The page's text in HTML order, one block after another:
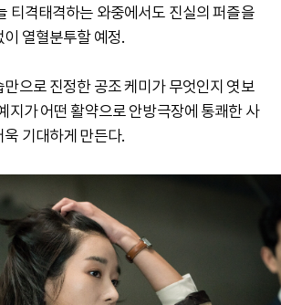
티격태격하는 와중에서도 진실의 퍼즐을
열혈분투할 예정.
으로 진정한 공조 케미가 무엇인지 엿보
지가 어떤 활약으로 안방극장에 통쾌한 사
기대하게 만든다.